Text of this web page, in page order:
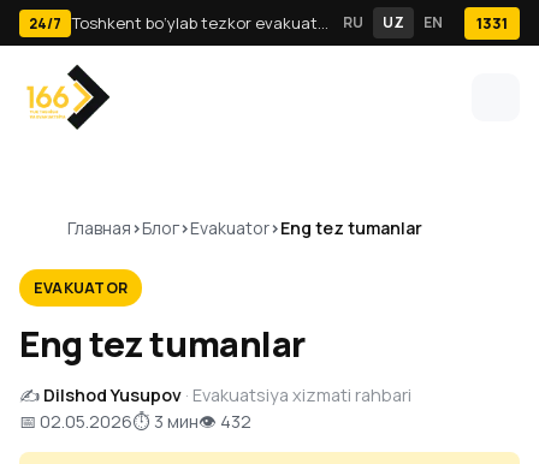
24/7 Toshkent bo‘ylab tezkor evakuator va yuk tashish · 24/7 RU UZ EN 1331
Главная Блог Evakuator Eng tez tumanlar
EVAKUATOR
Eng tez tumanlar
✍️ Dilshod Yusupov · Evakuatsiya xizmati rahbari
📅 02.05.2026⏱ 3 мин👁 432